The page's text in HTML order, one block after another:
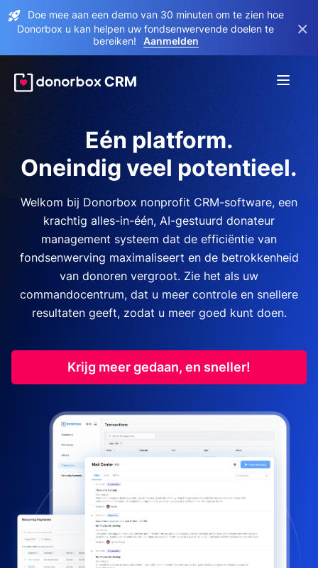
Doe mee aan een demo van 30 minuten om te zien hoe
Donorbox u kan helpen uw fondsenwervende doelen te
bereiken!
Aanmelden
×
Eén platform.
Oneindig veel potentieel.
Welkom bij Donorbox nonprofit CRM-software, een
krachtig alles-in-één, AI-gestuurd donateur
management systeem dat de efficiëntie van
fondsenwerving maximaliseert en de betrokkenheid
van donoren vergroot. Zie het als uw
commandocentrum, dat u meer controle en snellere
resultaten geeft, zodat u meer goed kunt doen.
Krijg meer gedaan, en sneller!